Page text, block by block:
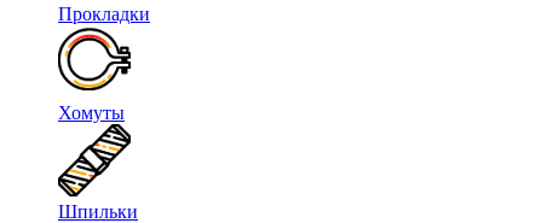
Прокладки
Хомуты
Шпильки